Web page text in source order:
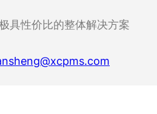
具性价比的整体解决方案